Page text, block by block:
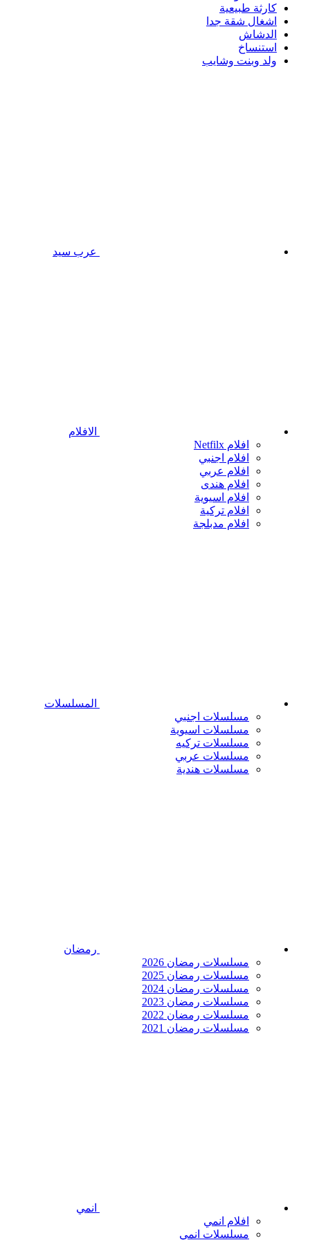
كارثة طبيعية
اشغال شقة جدا
الدشاش
استنساخ
ولد وبنت وشايب
عرب سيد
الافلام
افلام Netfilx
افلام اجنبي
افلام عربي
افلام هندى
افلام اسيوية
افلام تركية
افلام مدبلجة
المسلسلات
مسلسلات اجنبي
مسلسلات اسيوية
مسلسلات تركيه
مسلسلات عربي
مسلسلات هندية
رمضان
مسلسلات رمضان 2026
مسلسلات رمضان 2025
مسلسلات رمضان 2024
مسلسلات رمضان 2023
مسلسلات رمضان 2022
مسلسلات رمضان 2021
انمي
افلام انمي
مسلسلات انمي